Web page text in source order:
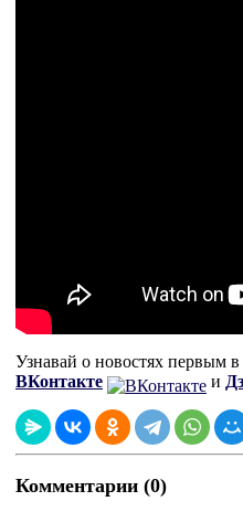
Узнавай о новостях первым в
ВКонтакте
и
Комментарии (0)